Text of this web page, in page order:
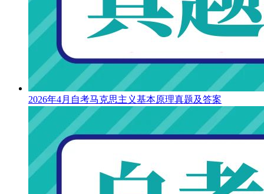
2026年4月自考马克思主义基本原理真题及答案